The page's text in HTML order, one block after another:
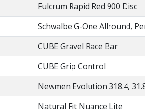
Fulcrum Rapid Red 900 Disc
Schwalbe G-One Allround,
CUBE Gravel Race Bar
CUBE Grip Control
Newmen Evolution 318.4,
Natural Fit Nuance Lite